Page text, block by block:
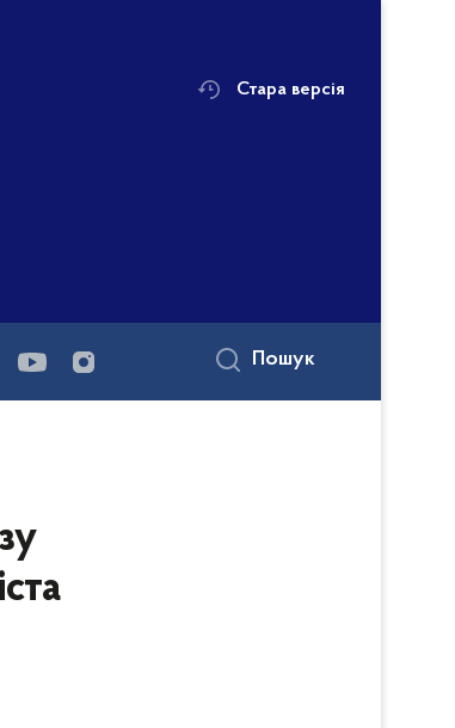
Стара версія
Пошук